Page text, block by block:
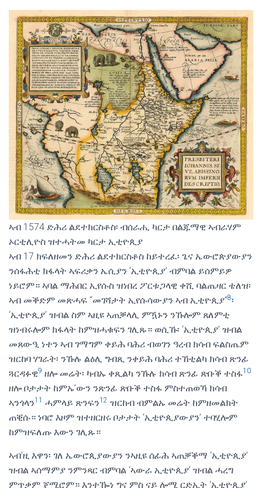
ኣብ 1574 ድሕሪ ልደተክርስቶስ፡ ብሰራሒ ካርታ በልጁማዊ ኣብራሃም
ኦርቲሊዮስ ዝተሓትመ ካርታ ኢቲዮጲያ
ኣብ 17 ክፍለዘመን ድሕሪ ልደተክርስቶስ ከይተረፈ፡ ጌና ኤውሮጵያውያን
ንሰፋሕቲ ክፋላት ኣፍሪቃን ኤሲያን ‘ኢቲዮጲያ’ ብምባል ይሰምይዎ
ነይሮም። ኣባል ማሕበር ኢየሱስ ዝነበረ ፖርቱጋላዊ ቀሺ ባልጤዛር ቴለዝ፡
ኣብ መቕድም መጽሓፍ “መገሻታት ኢየሱሳውያን ኣብ ኢቲዮጲያ”8፡
‘ኢቲዮጲያ’ ዝብል ስም ኣዚዩ ኣጠቓላሊ ምዃኑን ንኹሎም ጸለምቲ
ዝነብሩሎም ክፋላት ከምዝሓቁፍን ገሊጹ። ወሲኹ፡ ‘ኢቲዮጲያ’ ዝብል
መጸውዒ ነተን ኣብ ገማግም ቀይሕ ባሕሪ ብወገን ዓረብ ክሳብ ፍልስጤም
ዝርከባ ሃገራት፡ ንኹሉ ልዕሊ ግብጺ ንቀይሕ ባሕሪ ተኸቲልካ ክሳብ ጽንፊ
ጓርዳፉዊ9 ዘሎ መሬት፡ ካብኡ ቀጺልካ ንኹሉ ክሳብ ጽንፊ ጽቡቕ ተስፋ10
ዘሎ ቦታታት ከምኡ’ውን ንጽንፊ ጽቡቕ ተስፋ ምስተጠወኻ ክሳብ
ኣንጎላን11 ሓምላይ ጽንፍን12 ዝርከብ ብምልኡ መሬት ከምዘመልክት
ጠቒሱ። ነባሮ እዞም ዝተዘርዘሩ ቦታታት ‘ኢቲዮጲያውያን’ ተባሂሎም
ከምዝፍለጡ እውን ገሊጹ።
ኣብ’ዚ እዋን፡ ገለ ኤውሮጲያውያን ንኣዚዩ ሰፊሕ ኣጠቓቕማ ‘ኢቲዮጲያ’
ዝብል ኣሰማምያ ንምንጻር ብምባል ‘ኣውራ ኢቲዮጲያ’ ዝብል ሓረግ
ምጥቃም ጀሚሮም። እንተዀነ ግና ምስ ናይ ሎሚ ርድኢት ‘ኢቲዮጲያ’